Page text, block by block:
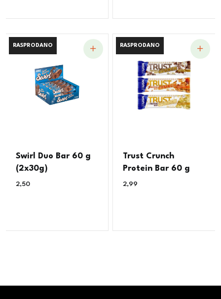
RASPRODANO
RASPRODANO
Swirl Duo Bar 60 g
(2x30g)
2,50
RASPRODANO
RASPRODANO
Trust Crunch
Protein Bar 60 g
2,99